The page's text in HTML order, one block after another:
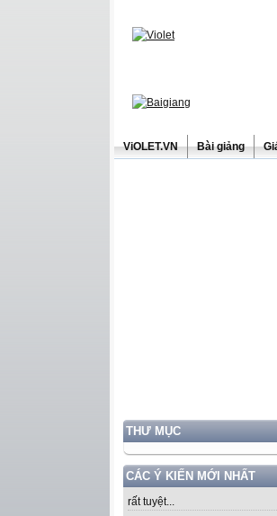
ViOLET.VN Bài giảng
THƯ MỤC
CÁC Ý KIẾN MỚI NHẤT
rất tuyệt...